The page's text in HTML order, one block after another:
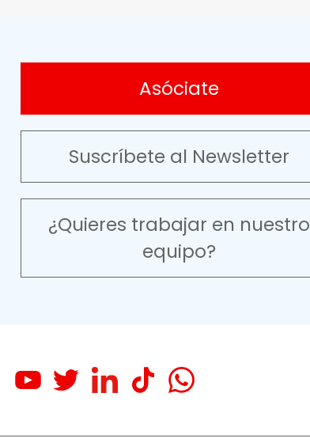
Asóciate
Suscríbete al Newsletter
¿Quieres trabajar en nuestro
equipo?